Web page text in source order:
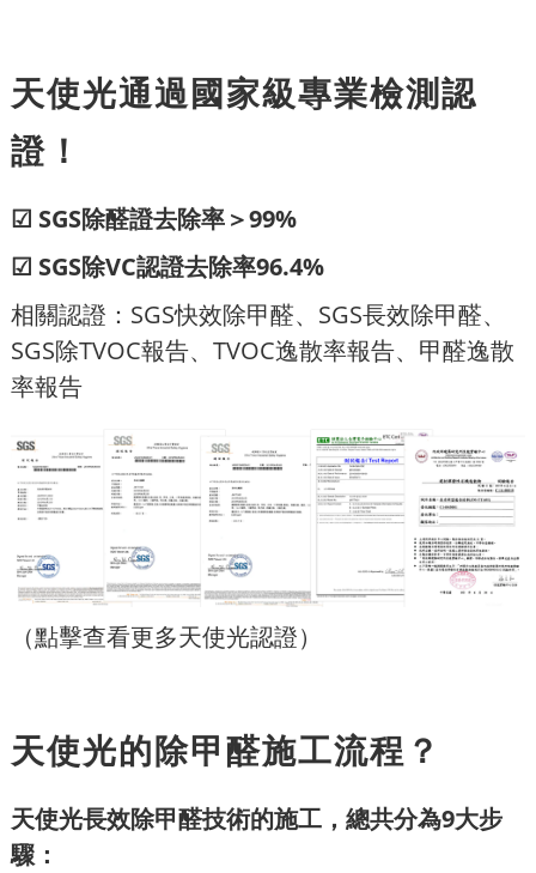
天使光通過國家級專業檢測認
證！
☑ SGS除醛證去除率＞99%
☑ SGS除VC認證去除率96.4%
相關認證：SGS快效除甲醛、SGS長效除甲醛、
SGS除TVOC報告、TVOC逸散率報告、甲醛逸散
率報告
（點擊查看更多天使光認證）
天使光的除甲醛施工流程？
天使光長效除甲醛技術的施工，總共分為9大步
驟：